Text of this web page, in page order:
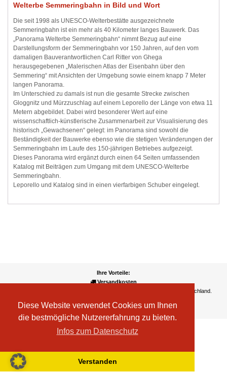
Diese Website verwendet Cookies um Ihnen
die bestmögliche Nutzererfahrung zu bieten.
Infos zum Datenschutz
Verstanden
Welterbe Semmeringbahn in Bild und Wort
Die seit 1998 als UNESCO-Welterbestätte ausgezeichnete
Semmeringbahn ist ein mehr als 40 Kilometer langes Bauwerk. Das
„Panorama Welterbe Semmeringbahn“ nimmt Bezug auf eine
Darstellungsform der Semmeringbahn vor 150 Jahren, auf den vom
damaligen Bauverantwortlichen Carl Ritter von Ghega
herausgegebenen „Malerischen Atlas der Eisenbahn über den
Semmering“ mit Ansichten der Umgebung sowie einem knapp 7 Meter
langen Panorama.
Im Unterschied zu damals ist nun die gesamte Strecke zwischen
Gloggnitz und Mürzzuschlag auf einem Leporello der Länge von etwa 11
Metern abgebildet. Dabei wird besonderer Wert auf eine
wissenschaftlich-künstlerische Zusammenarbeit zur Visualisierung des
historisch „Gewachsenen“ gelegt: im Panorama sind sowohl die
Beständigkeit der Bauwerke ebenso wie die stetigen Veränderungen der
Semmeringbahn im Laufe des 150-jährigen Betriebes aufgezeigt.
Dieses Panorama wird ergänzt durch einen 64 Seiten umfassenden
Katalog mit Beiträgen zum Umgang mit dem UNESCO-Welterbe
Semmeringbahn.
Leporello und Katalog sind in einen vierfarbigen Schuber eingelegt.
Ihre Vorteile:
Versandkosten
Wir liefern kostenlos ab EUR 50,- Bestellwert nach Österreich und Deutschland.
Wir akzeptieren Kreditkarte, PayPal, Sofortüberweisung